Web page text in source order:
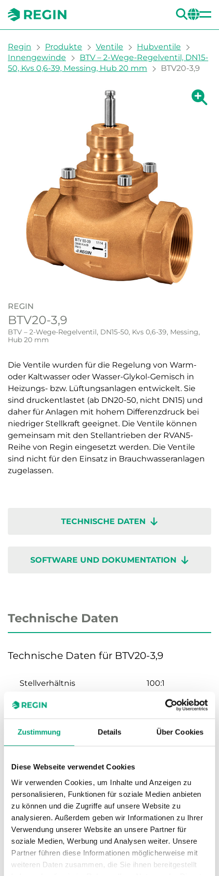
Zustimmung Details Über Cookies
Diese Webseite verwendet Cookies
Wir verwenden Cookies, um Inhalte und Anzeigen zu
personalisieren, Funktionen für soziale Medien anbieten
zu können und die Zugriffe auf unsere Website zu
analysieren. Außerdem geben wir Informationen zu Ihrer
Verwendung unserer Website an unsere Partner für
soziale Medien, Werbung und Analysen weiter. Unsere
Partner führen diese Informationen möglicherweise mit
weiteren Daten zusammen, die Sie ihnen bereitgestellt
You are here:
Regin Produkte Ventile
Hubventile
Innengewinde
BTV – 2-Wege-Regelventil, DN15-
50, Kvs 0,6-39, Messing, Hub 20 mm
BTV20-3,9
Zeige
REGIN
BTV20-3,9
BTV – 2-Wege-Regelventil, DN15-50, Kvs 0,6-39, Messing,
Hub 20 mm
Die Ventile wurden für die Regelung von Warm-
oder Kaltwasser oder Wasser-Glykol-Gemisch in
Heizungs- bzw. Lüftungsanlagen entwickelt. Sie
sind druckentlastet (ab DN20-50, nicht DN15) und
daher für Anlagen mit hohem Differenzdruck bei
niedriger Stellkraft geeignet. Die Ventile können
gemeinsam mit den Stellantrieben der RVAN5-
Reihe von Regin eingesetzt werden. Die Ventile
sind nicht für den Einsatz in Brauchwasseranlagen
zugelassen.
TECHNISCHE DATEN
SOFTWARE UND DOKUMENTATION
Technische Daten
Technische Daten für BTV20-3,9
Stellverhältnis 100:1
Hub 20 mm
Nennweite DN20
Max. Differenzdruck 1600 kPa
Anschluss G 3/4"
Medientemperatur -5…140 °C
Ventiltyp 2-Wege